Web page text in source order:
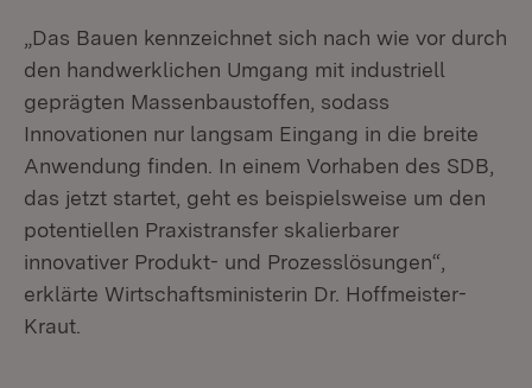
„Das Bauen kennzeichnet sich nach wie vor durch
den handwerklichen Umgang mit industriell
geprägten Massenbaustoffen, sodass
Innovationen nur langsam Eingang in die breite
Anwendung finden. In einem Vorhaben des SDB,
das jetzt startet, geht es beispielsweise um den
potentiellen Praxistransfer skalierbarer
innovativer Produkt- und Prozesslösungen“,
erklärte Wirtschaftsministerin Dr. Hoffmeister-
Kraut.